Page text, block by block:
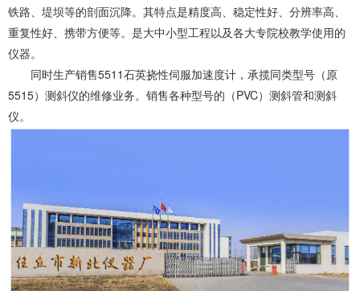
铁路、堤坝等的剖面沉降。其特点是精度高、稳定性好、分辨率高、
重复性好、携带方便等。是大中小型工程以及各大专院校教学使用的
仪器。
同时生产销售5511石英挠性伺服加速度计，承揽同类型号（原
5515）测斜仪的维修业务。销售各种型号的（PVC）测斜管和测斜
仪。